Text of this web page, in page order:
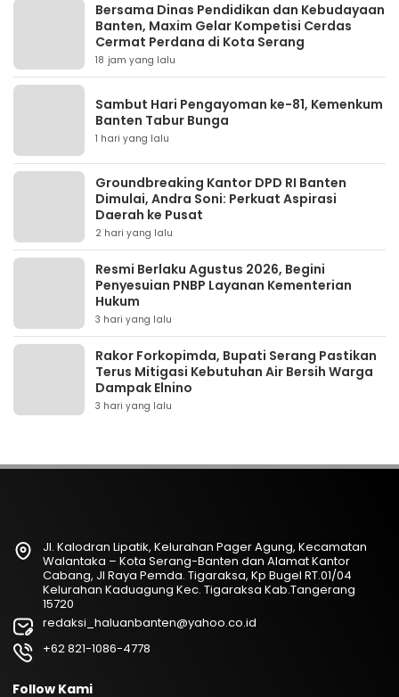
Bersama Dinas Pendidikan dan Kebudayaan
Banten, Maxim Gelar Kompetisi Cerdas
Cermat Perdana di Kota Serang
18 jam yang lalu
Sambut Hari Pengayoman ke-81, Kemenkum
Banten Tabur Bunga
1 hari yang lalu
Groundbreaking Kantor DPD RI Banten
Dimulai, Andra Soni: Perkuat Aspirasi
Daerah ke Pusat
2 hari yang lalu
Resmi Berlaku Agustus 2026, Begini
Penyesuian PNBP Layanan Kementerian
Hukum
3 hari yang lalu
Rakor Forkopimda, Bupati Serang Pastikan
Terus Mitigasi Kebutuhan Air Bersih Warga
Dampak Elnino
3 hari yang lalu
Jl. Kalodran Lipatik, Kelurahan Pager Agung, Kecamatan
Walantaka – Kota Serang-Banten dan Alamat Kantor
Cabang, Jl Raya Pemda. Tigaraksa, Kp Bugel RT.01/04
Kelurahan Kaduagung Kec. Tigaraksa Kab.Tangerang
15720
redaksi_haluanbanten@yahoo.co.id
+62 821-1086-4778
Follow Kami